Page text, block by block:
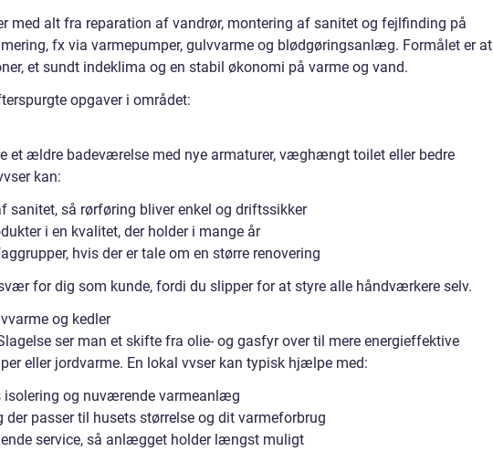
med alt fra reparation af vandrør, montering af sanitet og fejlfinding på
fx via varmepumper, gulvvarme og blødgøringsanlæg. Formålet er at
et sundt indeklima og en stabil økonomi på varme og vand.
opgaver i området:
et ældre badeværelse med nye armaturer, væghængt toilet eller bedre
kan:
sanitet, så rørføring bliver enkel og driftssikker
i en kvalitet, der holder i mange år
hvis der er tale om en større renovering
for dig som kunde, fordi du slipper for at styre alle håndværkere selv.
og kedler
ser man et skifte fra olie- og gasfyr over til mere energieffektive
eller jordvarme. En lokal vvser kan typisk hjælpe med:
isolering og nuværende varmeanlæg
der passer til husets størrelse og dit varmeforbrug
service, så anlægget holder længst muligt